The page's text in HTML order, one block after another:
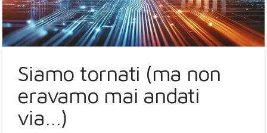
Siamo tornati (ma non
eravamo mai andati
via…)